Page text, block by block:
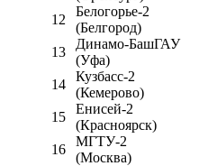
12
Белогорье-2
(Белгород)
13
Динамо-БашГАУ
(Уфа)
14
Кузбасс-2
(Кемерово)
15
Енисей-2
(Красноярск)
16
МГТУ-2
(Москва)